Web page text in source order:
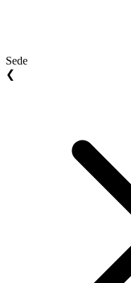
Sede
❮